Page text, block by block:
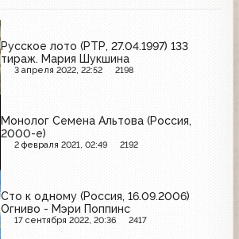
Русское лото (РТР, 27.04.1997) 133
тираж. Мария Шукшина
3 апреля 2022, 22:52 2198
Монолог Семена Альтова (Россия,
2000-е)
2 февраля 2021, 02:49 2192
Cто к одному (Россия, 16.09.2006)
Огниво - Мэри Поппинс
17 сентября 2022, 20:36 2417